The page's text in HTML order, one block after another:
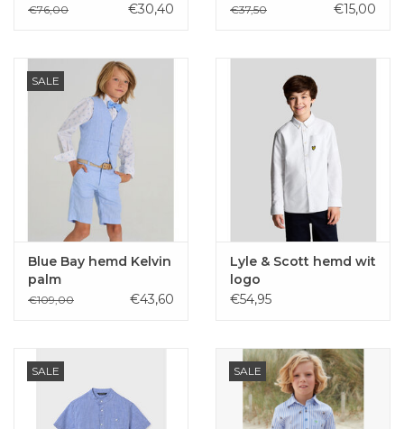
€76,00 €30,40 €37,50 €15,00
SALE
Blue Bay hemd Kelvin
palm
€109,00 €43,60
Lyle & Scott hemd wit
logo
€54,95
SALE SALE